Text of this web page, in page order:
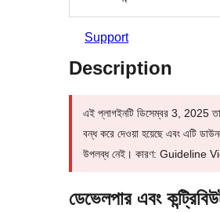
Support
Description
এই প্লাগইনটি ডিসেম্বর 3, 2025
বন্ধ করে দেওয়া হয়েছে এবং এটি
উপলব্ধ নেই। কারণ: Guideline
ডেভেলপার এবং